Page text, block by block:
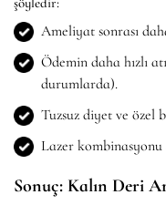
Ameliyat sonrası
Ödemin daha hızlı
durumlarda).
Tuzsuz diyet ve özel
Lazer kombinasyonu
Sonuç: Kalın Deri